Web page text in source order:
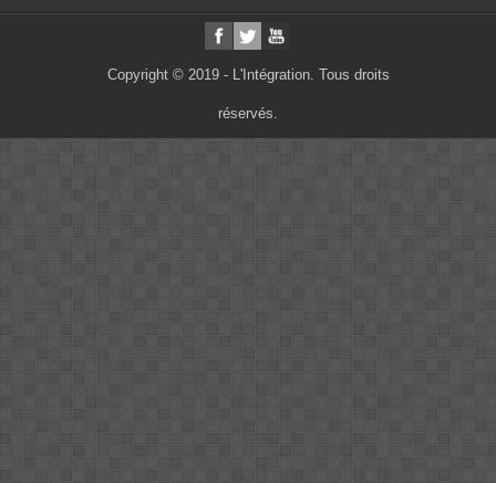
Copyright © 2019 - L'Intégration. Tous droits
réservés.